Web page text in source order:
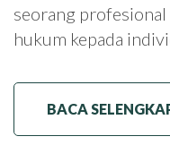
seorang profesional
hukum kepada
BACA